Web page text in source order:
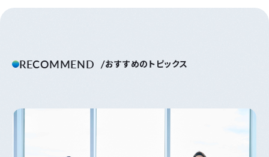
RECOMMEND おすすめのトピックス